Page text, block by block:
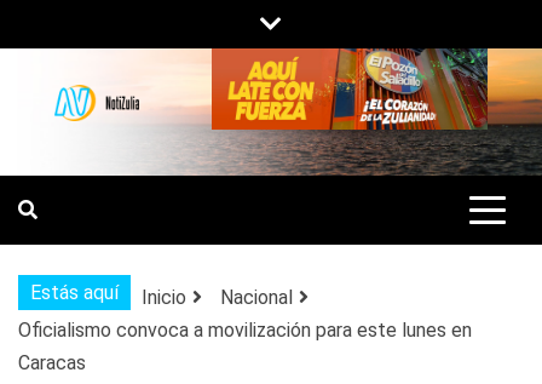
al
contenido
NOTIZULIA
NOTICIAS DEL ZULIA, VENEZUELA Y
DE INTERÉS GENERAL.
Estás aquí Inicio
Nacional
Oficialismo convoca a movilización para este lunes en
Caracas